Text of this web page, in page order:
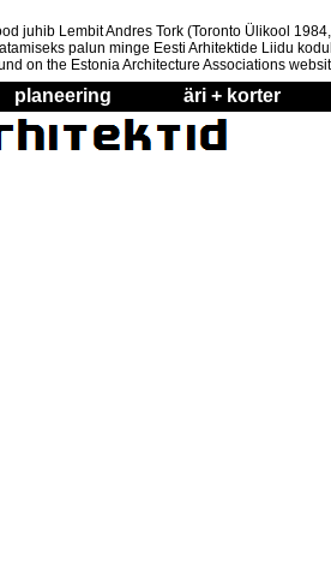
juhib Lembit Andres Tork (Toronto Ülikool
palun minge Eesti Arhitektide Liidu
on the Estonia Architecture Associations
planeering äri + korter